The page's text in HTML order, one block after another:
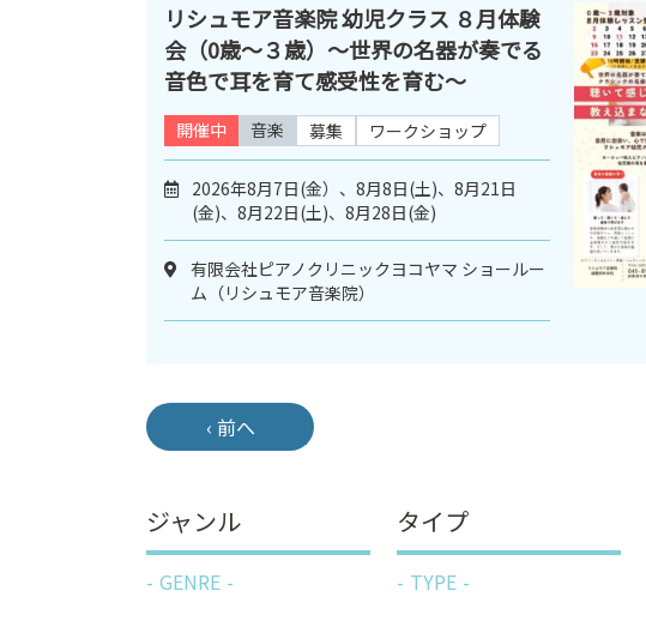
リシュモア音楽院 幼児クラス ８月体験
会（0歳～３歳）～世界の名器が奏でる
音色で耳を育て感受性を育む～
開催中 音楽 募集 ワークショップ
2026年8月7日(金）、8月8日(土)、8月21日
(金)、8月22日(土)、8月28日(金)
有限会社ピアノクリニックヨコヤマ ショールー
ム（リシュモア音楽院）
‹ 前へ
ジャンル
GENRE
タイプ
TYPE